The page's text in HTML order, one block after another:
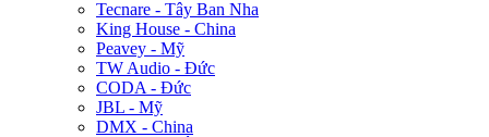
Tecnare - Tây Ban Nha
King House - China
Peavey - Mỹ
TW Audio - Đức
CODA - Đức
JBL - Mỹ
DMX - China